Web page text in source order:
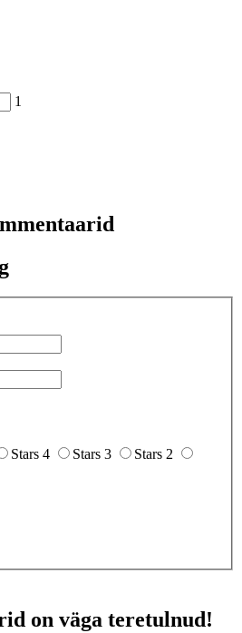
1
Stars 4 Stars 3
Stars 2
on väga teretulnud!